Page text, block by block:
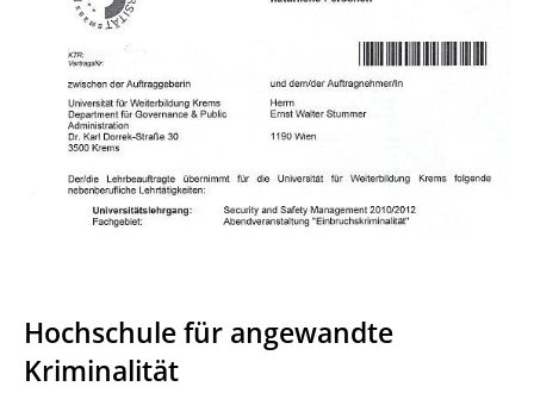
Hochschule für angewandte
Kriminalität